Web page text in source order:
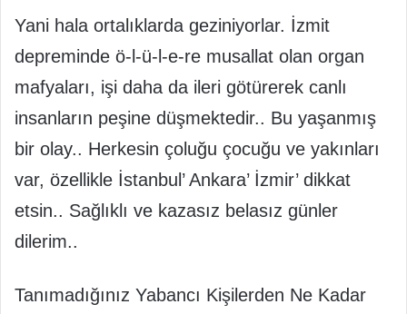
Yani hala ortalıklarda geziniyorlar. İzmit
depreminde ö-l-ü-l-e-re musallat olan organ
mafyaları, işi daha da ileri götürerek canlı
insanların peşine düşmektedir.. Bu yaşanmış
bir olay.. Herkesin çoluğu çocuğu ve yakınları
var, özellikle İstanbul’ Ankara’ İzmir’ dikkat
etsin.. Sağlıklı ve kazasız belasız günler
dilerim..
Tanımadığınız Yabancı Kişilerden Ne Kadar